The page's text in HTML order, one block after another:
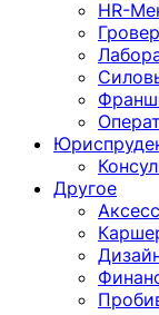
HR-
Гровер
Другoе